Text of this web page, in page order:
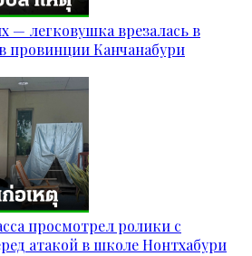
— легковушка врезалась в
провинции Канчанабури
просмотрел ролики с
атакой в школе Нонтхабури